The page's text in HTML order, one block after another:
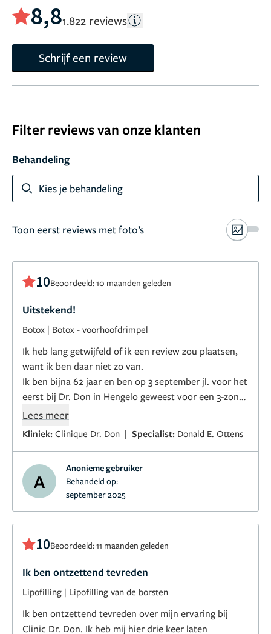
8,81.822 reviews
Schrijf een review
Toon meer
Filter reviews van onze klanten
Behandeling
Kies je behandeling
Toon eerst reviews met foto’s
10Beoordeeld: 10 maanden geleden
Uitstekend!
Botox | Botox - voorhoofdrimpel
Ik heb lang getwijfeld of ik een review zou plaatsen,
want ik ben daar niet zo van.
Ik ben bijna 62 jaar en ben op 3 september jl. voor het
eerst bij Dr. Don in Hengelo geweest voor een 3-zone
Botox voorhoofd en lipfiller in mijn bovenlip.
Ik kan alleen maar zeggen wat een vriendelijke,
en gaat voor perfectie. Hij liet zelfs zijn assistente
meekijken of mijn lippen symmetrisch waren.
Ik ben erg blij met het resultaat, hij heeft er een
Lees meer
Kliniek: Clinique Dr. Don | Specialist: Donald E. Ottens
A
Anonieme gebruiker
Behandeld op:
september 2025
10Beoordeeld: 11 maanden geleden
Ik ben ontzettend tevreden
Lipofilling | Lipofilling van de borsten
Ik ben ontzettend tevreden over mijn ervaring bij
Clinic Dr. Don. Ik heb mij hier drie keer laten